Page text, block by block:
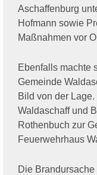
Aschaffenburg
Hofmann sowie
Maßnahmen vor
Ebenfalls machte
Gemeinde
Bild von der
Waldaschaff und
Rothenbuch zur
Feuerwehrhaus
Die